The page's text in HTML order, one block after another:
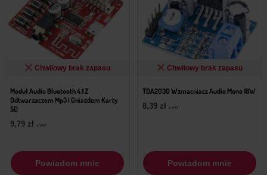
Chwilowy brak zapasu
Moduł Audio Bluetooth 4.1 Z
Odtwarzaczem Mp3 I Gniazdem Karty
SD
9,79 zł z VAT
Powiadom mnie
Chwilowy brak zapasu
TDA2030 Wzmacniacz Audio Mono 18W
8,39 zł z VAT
Powiadom mnie